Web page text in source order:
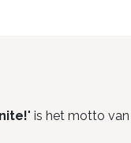
" is het motto